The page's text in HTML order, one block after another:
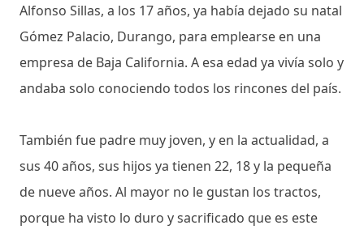
Alfonso Sillas, a los 17 años, ya había dejado su natal
Gómez Palacio, Durango, para emplearse en una
empresa de Baja California. A esa edad ya vivía solo y
andaba solo conociendo todos los rincones del país.
También fue padre muy joven, y en la actualidad, a
sus 40 años, sus hijos ya tienen 22, 18 y la pequeña
de nueve años. Al mayor no le gustan los tractos,
porque ha visto lo duro y sacrificado que es este